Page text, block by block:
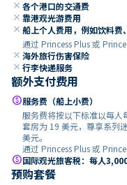
close 各个港口的交通费
close 靠港观光游费用
close 船上个人费用，例如饮料
通过 Princess Plus 或
close 海外旅行伤害保险
close 行李快递服务
额外支付费用
paid服务费（船上小费）
服务费将按以下标准以每人
套房为 19 美元，尊享系列
美元。
通过 Princess Plus 或
paid国际观光旅客税：每人
预购套餐